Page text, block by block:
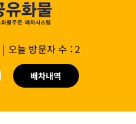
| 오늘 방문자 수 : 2
배차내역